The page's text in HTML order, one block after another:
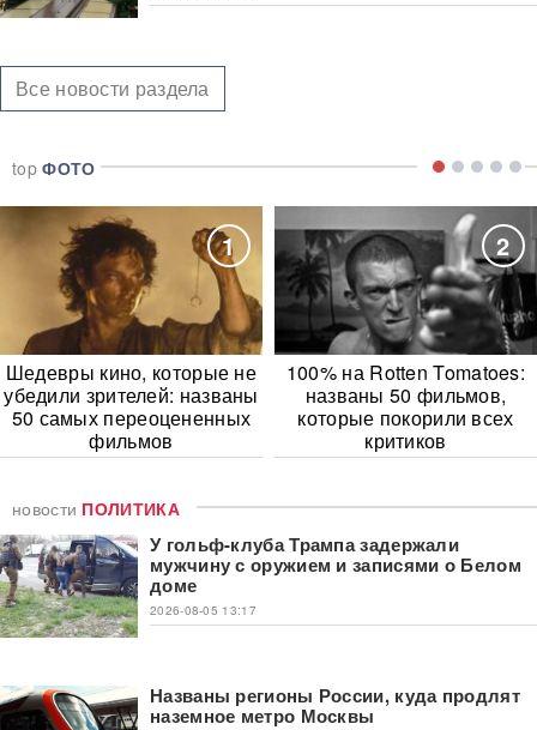
Все новости раздела
topФОТО
1
Шедевры кино, которые не
убедили зрителей: названы
50 самых переоцененных
фильмов
2
100% на Rotten Tomatoes:
названы 50 фильмов,
которые покорили всех
критиков
новости ПОЛИТИКА
У гольф-клуба Трампа задержали
мужчину с оружием и записями о Белом
доме
2026-08-05 13:17
Названы регионы России, куда продлят
наземное метро Москвы